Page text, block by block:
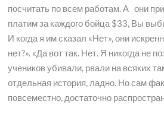
посчитать по всем работам. А они
платим за каждого бойца $33, Вы
И когда я им сказал «Нет», они
нет?». «Да вот так. Нет. Я никогда не
учеников убивали, рвали на всяких
отдельная история, ладно. Но сам
повсеместно, достаточно